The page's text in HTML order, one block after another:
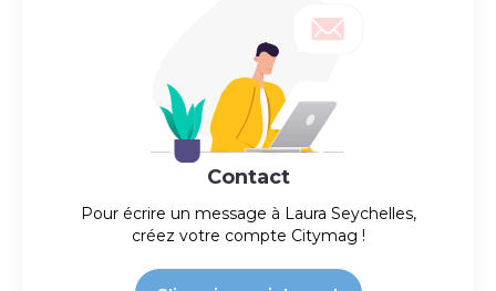
Contact
Pour écrire un message à Laura Seychelles,
créez votre compte Citymag !